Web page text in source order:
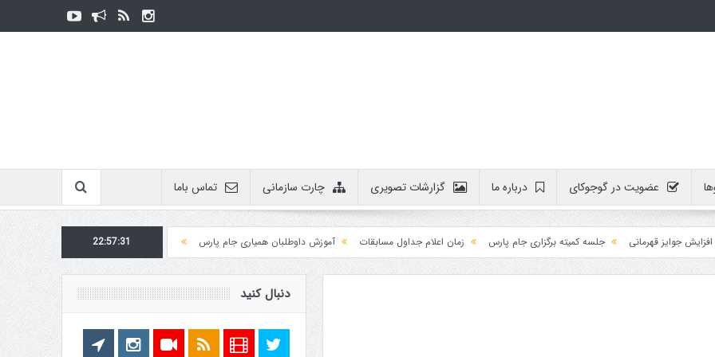
عضویت در گوجوکای درباره ما گزارشات تصویری چارت سازمانی تماس باما
جوایز قهرمانی جلسه کمیته برگزاری جام پارس زمان اعلام جداول مسابقات آموزش داوطلبان همیاری جام پارس
اطلاعیه روابط عمومی در مورد برگزاری مسابقات
22:57:31
دنبال کنید